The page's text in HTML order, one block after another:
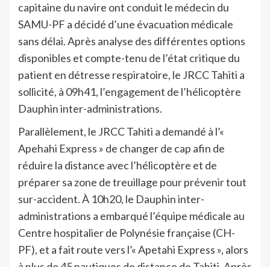
capitaine du navire ont conduit le médecin du
SAMU-PF a décidé d’une évacuation médicale
sans délai. Après analyse des différentes options
disponibles et compte-tenu de l’état critique du
patient en détresse respiratoire, le JRCC Tahiti a
sollicité, à 09h41, l’engagement de l’hélicoptère
Dauphin inter-administrations.
Parallèlement, le JRCC Tahiti a demandé à l’«
Apehahi Express » de changer de cap afin de
réduire la distance avec l’hélicoptère et de
préparer sa zone de treuillage pour prévenir tout
sur-accident. À 10h20, le Dauphin inter-
administrations a embarqué l’équipe médicale au
Centre hospitalier de Polynésie française (CH-
PF), et a fait route vers l’« Apetahi Express », alors